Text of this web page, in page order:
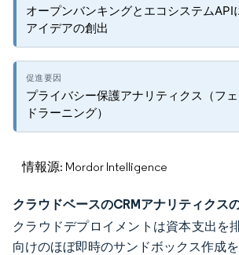
オープンバンキングとエコシステムAPI
アイデアの創出
プライバシー保護アナリティクス（フ
ドラーニング）
情報源: Mordor Intelligence
クラウドベースのCRMアナリティクス
クラウドデプロイメントは資本支出を
向けのほぼ即時のサンドボックス作成